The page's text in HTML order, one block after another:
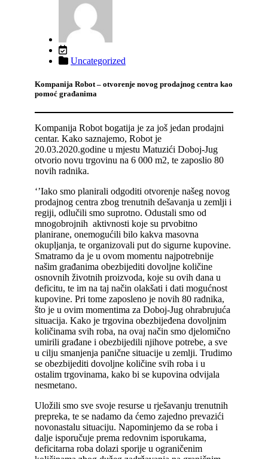
Uncategorized
Kompanija Robot – otvorenje novog prodajnog centra kao
pomoć građanima
Kompanija Robot bogatija je za još jedan prodajni
centar. Kako saznajemo, Robot je
20.03.2020.godine u mjestu Matuzići Doboj-Jug
otvorio novu trgovinu na 6 000 m2, te zaposlio 80
novih radnika.
‘’Iako smo planirali odgoditi otvorenje našeg novog
prodajnog centra zbog trenutnih dešavanja u zemlji i
regiji, odlučili smo suprotno. Odustali smo od
mnogobrojnih aktivnosti koje su prvobitno
planirane, onemogućili bilo kakva masovna
okupljanja, te organizovali put do sigurne kupovine.
Smatramo da je u ovom momentu najpotrebnije
našim građanima obezbijediti dovoljne količine
osnovnih životnih proizvoda, koje su ovih dana u
deficitu, te im na taj način olakšati i dati mogućnost
kupovine. Pri tome zaposleno je novih 80 radnika,
što je u ovim momentima za Doboj-Jug ohrabrujuća
situacija. Kako je trgovina obezbijeđena dovoljnim
količinama svih roba, na ovaj način smo djelomično
umirili građane i obezbijedili njihove potrebe, a sve
u cilju smanjenja panične situacije u zemlji. Trudimo
se obezbijediti dovoljne količine svih roba i u
ostalim trgovinama, kako bi se kupovina odvijala
nesmetano.
Uložili smo sve svoje resurse u rješavanju trenutnih
prepreka, te se nadamo da ćemo zajedno prevazići
novonastalu situaciju. Napominjemo da se roba i
dalje isporučuje prema redovnim isporukama,
deficitarna roba dolazi sporije u ograničenim